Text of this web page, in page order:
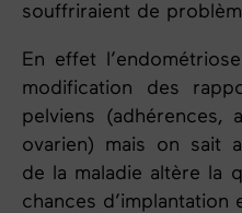
souffriraient de
En effet l’endométriose
modification des
pelviens (adhérences,
ovarien) mais on sait
de la maladie altère la
chances d’implantation